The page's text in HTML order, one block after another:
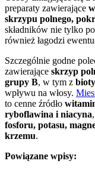
preparaty zawierające
skrzypu polnego,
składników nie tylko
również łagodzi
Szczególnie godne
zawierające skrzyp
grupy B, w tym z
wpływu na włosy.
to cenne źródło
ryboflawina i niacyna
fosforu, potasu,
krzemu.
Powiązane wpisy: